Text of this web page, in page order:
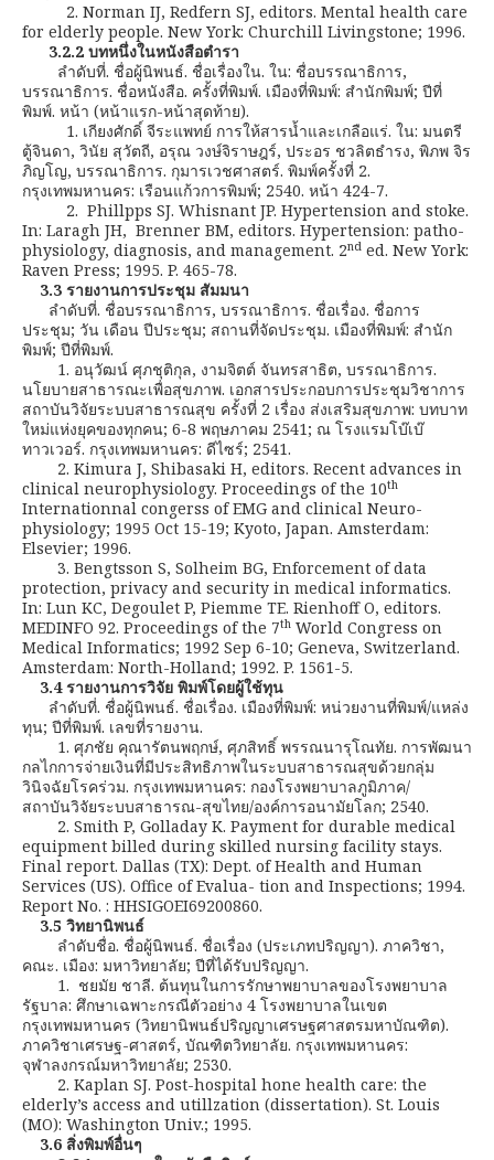
2. Norman IJ, Redfern SJ, editors. Mental health care
for elderly people. New York: Churchill Livingstone; 1996.
3.2.2 บทหนึ่งในหนังสือตำรา
ลำดับที่. ชื่อผู้นิพนธ์. ชื่อเรื่องใน. ใน: ชื่อบรรณาธิการ,
บรรณาธิการ. ชื่อหนังสือ. ครั้งที่พิมพ์. เมืองที่พิมพ์: สำนักพิมพ์; ปีที่
พิมพ์. หน้า (หน้าแรก-หน้าสุดท้าย).
1. เกียงศักดิ์ จีระแพทย์ การให้สารน้ำและเกลือแร่. ใน: มนตรี
ตู้จินดา, วินัย สุวัตถี, อรุณ วงษ์จิราษฎร์, ประอร ชวลิตธำรง, พิภพ จิร
ภิญโญ, บรรณาธิการ. กุมารเวชศาสตร์. พิมพ์ครั้งที่ 2.
กรุงเทพมหานคร: เรือนแก้วการพิมพ์; 2540. หน้า 424-7.
2. Phillpps SJ. Whisnant JP. Hypertension and stoke.
In: Laragh JH, Brenner BM, editors. Hypertension: patho-
physiology, diagnosis, and management. 2nd ed. New York:
Raven Press; 1995. P. 465-78.
3.3 รายงานการประชุม สัมมนา
ลำดับที่. ชื่อบรรณาธิการ, บรรณาธิการ. ชื่อเรื่อง. ชื่อการ
ประชุม; วัน เดือน ปีประชุม; สถานที่จัดประชุม. เมืองที่พิมพ์: สำนัก
พิมพ์; ปีที่พิมพ์.
1. อนุวัฒน์ ศุภชุติกุล, งามจิตต์ จันทรสาธิต, บรรณาธิการ.
นโยบายสาธารณะเพื่อสุขภาพ. เอกสารประกอบการประชุมวิชาการ
สถาบันวิจัยระบบสาธารณสุข ครั้งที่ 2 เรื่อง ส่งเสริมสุขภาพ: บทบาท
ใหม่แห่งยุคของทุกคน; 6-8 พฤษภาคม 2541; ณ โรงแรมโบ๊เบ๊
ทาวเวอร์. กรุงเทพมหานคร: ดีไซร์; 2541.
2. Kimura J, Shibasaki H, editors. Recent advances in
clinical neurophysiology. Proceedings of the 10th
Internationnal congerss of EMG and clinical Neuro-
physiology; 1995 Oct 15-19; Kyoto, Japan. Amsterdam:
Elsevier; 1996.
3. Bengtsson S, Solheim BG, Enforcement of data
protection, privacy and security in medical informatics.
In: Lun KC, Degoulet P, Piemme TE. Rienhoff O, editors.
MEDINFO 92. Proceedings of the 7th World Congress on
Medical Informatics; 1992 Sep 6-10; Geneva, Switzerland.
Amsterdam: North-Holland; 1992. P. 1561-5.
3.4 รายงานการวิจัย พิมพ์โดยผู้ใช้ทุน
ลำดับที่. ชื่อผู้นิพนธ์. ชื่อเรื่อง. เมืองที่พิมพ์: หน่วยงานที่พิมพ์/แหล่ง
ทุน; ปีที่พิมพ์. เลขที่รายงาน.
1. ศุภชัย คุณารัตนพฤกษ์, ศุภสิทธิ์ พรรณนารุโณทัย. การพัฒนา
กลไกการจ่ายเงินที่มีประสิทธิภาพในระบบสาธารณสุขด้วยกลุ่ม
วินิจฉัยโรคร่วม. กรุงเทพมหานคร: กองโรงพยาบาลภูมิภาค/
สถาบันวิจัยระบบสาธารณ-สุขไทย/องค์การอนามัยโลก; 2540.
2. Smith P, Golladay K. Payment for durable medical
equipment billed during skilled nursing facility stays.
Final report. Dallas (TX): Dept. of Health and Human
Services (US). Office of Evalua- tion and Inspections; 1994.
Report No. : HHSIGOEI69200860.
3.5 วิทยานิพนธ์
ลำดับชื่อ. ชื่อผู้นิพนธ์. ชื่อเรื่อง (ประเภทปริญญา). ภาควิชา,
คณะ. เมือง: มหาวิทยาลัย; ปีที่ได้รับปริญญา.
1. ชยมัย ชาลี. ต้นทุนในการรักษาพยาบาลของโรงพยาบาล
รัฐบาล: ศึกษาเฉพาะกรณีตัวอย่าง 4 โรงพยาบาลในเขต
กรุงเทพมหานคร (วิทยานิพนธ์ปริญญาเศรษฐศาสตรมหาบัณฑิต).
ภาควิชาเศรษฐ-ศาสตร์, บัณฑิตวิทยาลัย. กรุงเทพมหานคร:
จุฬาลงกรณ์มหาวิทยาลัย; 2530.
2. Kaplan SJ. Post-hospital hone health care: the
elderly’s access and utillzation (dissertation). St. Louis
(MO): Washington Univ.; 1995.
3.6 สิ่งพิมพ์อื่นๆ